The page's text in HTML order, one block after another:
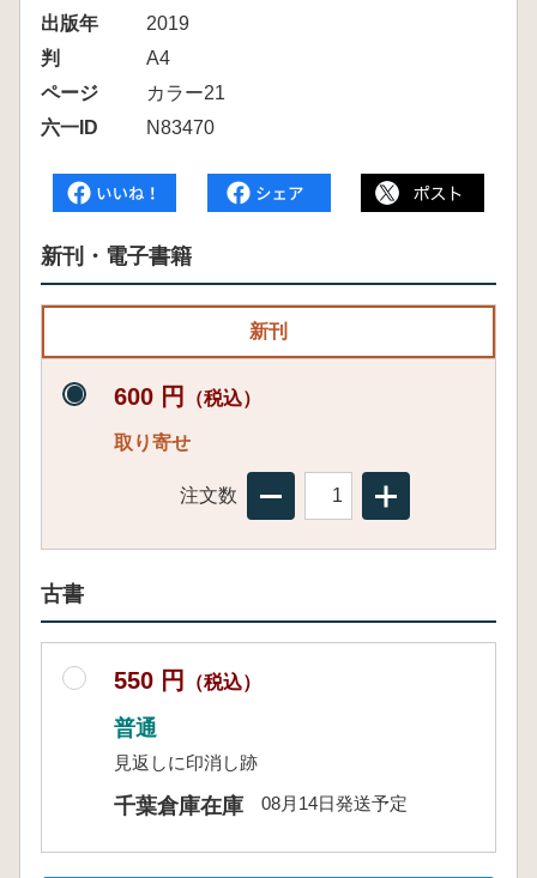
出版年
2019
判
A4
ページ
カラー21
六一ID
N83470
新刊・電子書籍
新刊
600 円 （税込）
取り寄せ
注文数
古書
550 円 （税込）
普通
見返しに印消し跡
千葉倉庫在庫 08月14日発送予定